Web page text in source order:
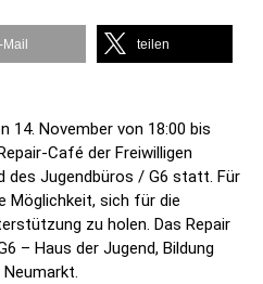
Mail teilen
14. November von 18:00 bis
Café der Freiwilligen
des Jugendbüros / G6 statt. Für
Möglichkeit, sich für die
zu holen. Das Repair
– Haus der Jugend, Bildung